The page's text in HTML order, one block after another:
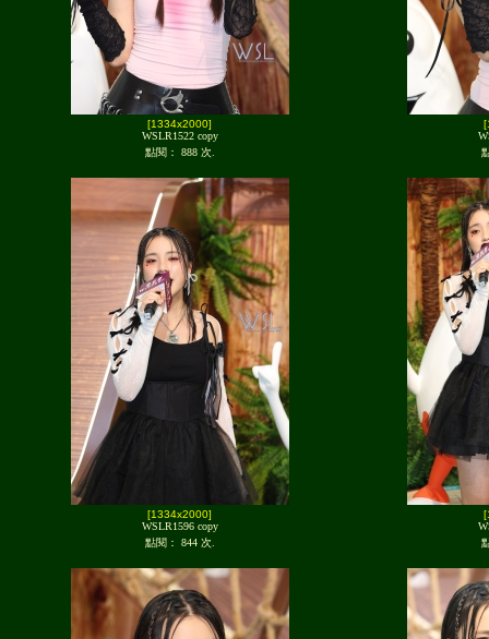
[1334x2000]
WSLR1522 copy
點閱： 888 次.
[1334x2000]
WSLR1596 copy
點閱： 844 次.